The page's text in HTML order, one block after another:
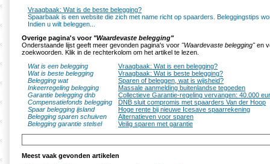
Vraagbaak: Wat is de beste belegging?
Spaarbaak is een website die zich met name richt op spaarders. Beleggingstips
Indien u wilt beleggen...
Overige pagina's voor "Waardevaste belegging"
Onderstaande lijst geeft meer gevonden pagina's voor "Waardevaste belegging"en
zoekwoorden. Klik in de rechterkolom om het artikel te lezen.
Wat is een belegging
Vraagbaak: Wat is een belegging?
Wat is beste belegging
Vraagbaak: Wat is beste belegging?
Belegging wat
Sparen of beleggen, wat is wijsheid?
Inkeerregeling belegging
Massale aanmelding buitenlandse tegoeden
Garantie belegging dnb
Collectieve Garantie-regeling vervangen: 40.000
Compensatiefonds belegging
DNB sluit compromis met spaarders Van der Hoop
Spaar belegging ijsland
Hoge rente bij nieuwe Icesave spaarrekening
Belegging sparen schuiven
Alternatieven voor sparen
Belegging garantie stelsel
Veilig sparen met garantie
Meest vaak gevonden artikelen